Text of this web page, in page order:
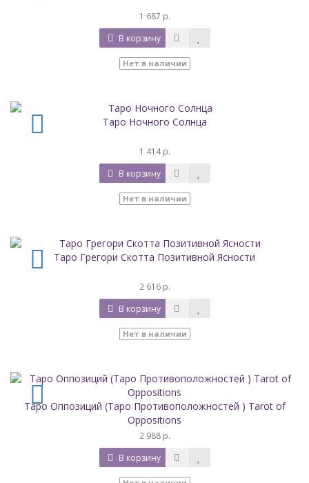
1 687 р.
В корзину
Нет в наличии
Таро Ночного Солнца
1 414 р.
В корзину
Нет в наличии
Таро Грегори Скотта Позитивной Ясности
2 616 р.
В корзину
Нет в наличии
Таро Оппозиций (Таро Противоположностей ) Tarot of
Oppositions
2 988 р.
В корзину